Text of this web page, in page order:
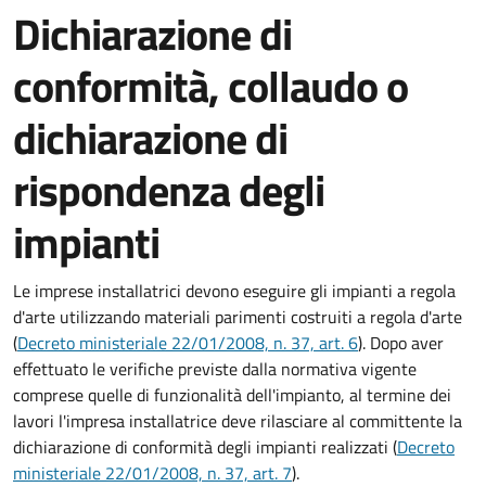
Dichiarazione di
conformità, collaudo o
dichiarazione di
rispondenza degli
impianti
Le imprese installatrici devono eseguire gli impianti a regola
d'arte utilizzando materiali parimenti costruiti a regola d'arte
(Decreto ministeriale 22/01/2008, n. 37, art. 6). Dopo aver
effettuato le verifiche previste dalla normativa vigente
comprese quelle di funzionalità dell'impianto, al termine dei
lavori l'impresa installatrice deve rilasciare al committente la
dichiarazione di conformità degli impianti realizzati (Decreto
ministeriale 22/01/2008, n. 37, art. 7).